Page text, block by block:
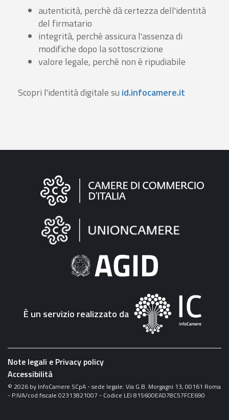
autenticità, perchè dà certezza dell'identità
del firmatario
integrità, perchè assicura l'assenza di
modifiche dopo la sottoscrizione
valore legale, perchè non è ripudiabile
Scopri l'identità digitale su id.infocamere.it
Informazioni
"Fattura
Elettronica"
È un servizio realizzato da
Note legali e Privacy policy
Accessibilità
© 2026 by InfoCamere SCpA - sede legale: Via G.B. Morgagni 13, 00161 Roma
- P.IVA/cod.fiscale 02313821007 - Codice LEI 815600EAD78C57FCE690